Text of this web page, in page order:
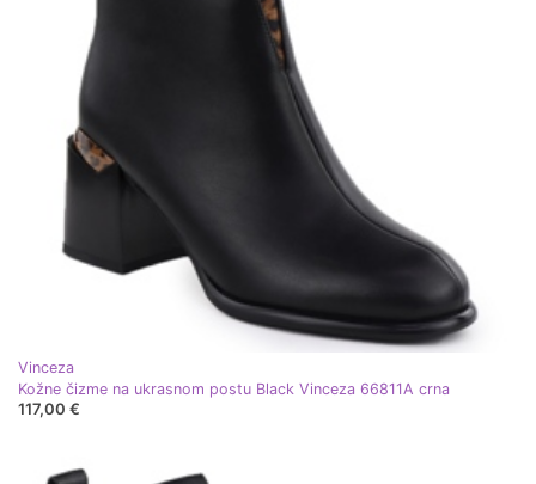
Vinceza
Kožne čizme na ukrasnom postu Black Vinceza 66811A crna
117,00 €